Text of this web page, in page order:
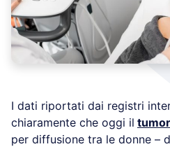
I dati riportati dai registri
chiaramente che oggi il
per diffusione tra le donne –